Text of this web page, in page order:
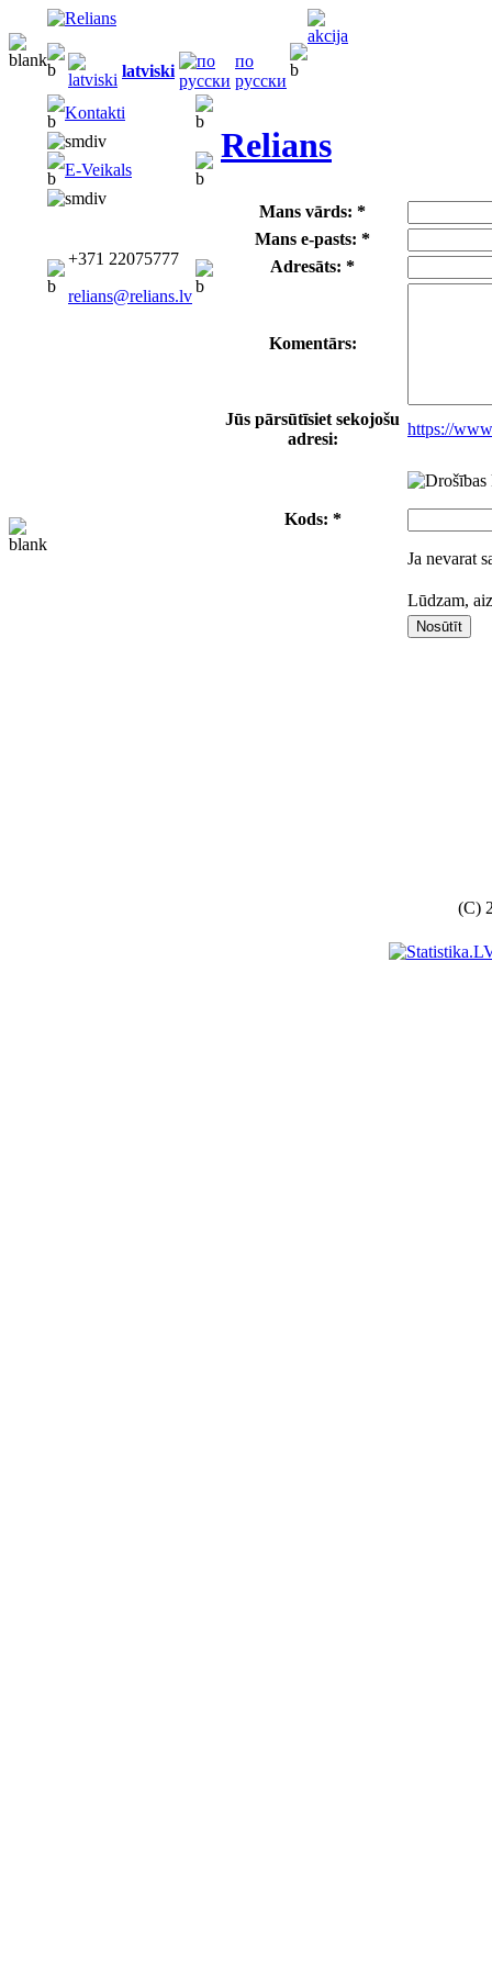
latviski
по
русски
Kontakti
E-Veikals
+371 22075777
relians@relians.lv
Relians
Mans vārds: *
Mans e-pasts: *
Adresāts: *
Komentārs:
Jūs pārsūtīsiet sekojošu
adresi:
https://
Kods: *
Ja nevarat
Lūdzam,
(C)